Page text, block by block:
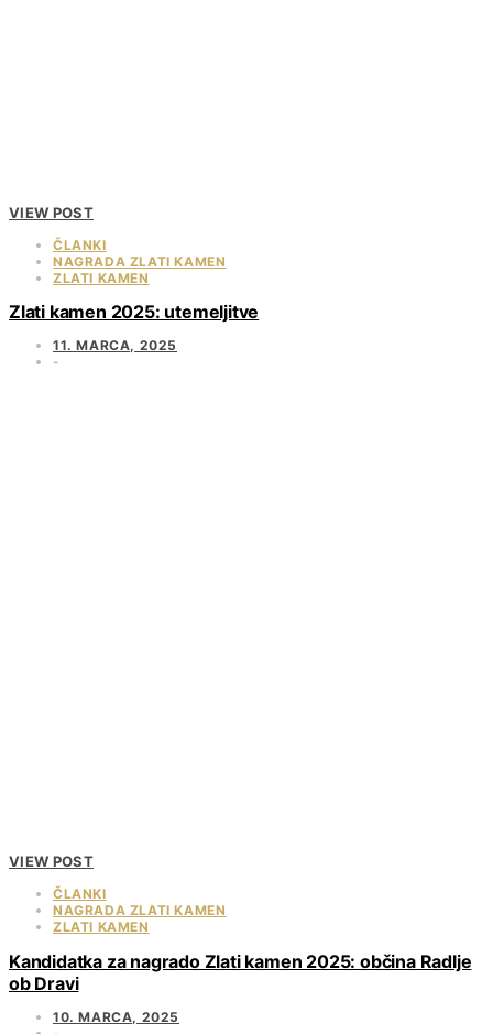
VIEW POST
ČLANKI
NAGRADA ZLATI KAMEN
ZLATI KAMEN
Zlati kamen 2025: utemeljitve
11. MARCA, 2025
VIEW POST
ČLANKI
NAGRADA ZLATI KAMEN
ZLATI KAMEN
Kandidatka za nagrado Zlati kamen 2025: občina Radlje
ob Dravi
10. MARCA, 2025